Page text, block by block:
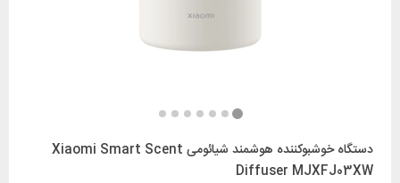
دستگاه خوشبوکننده هوشمند شیائومی Xiaomi Smart Scent
Diffuser MJXFJ03XW